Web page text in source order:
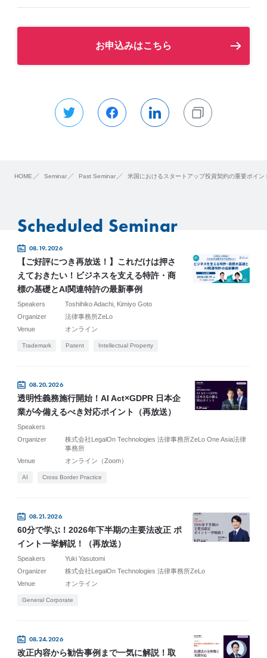
お申込みはこちら
HOME Seminar Past Seminar 米国におけるスタートアップ投資契約の重要ポイ
Scheduled Seminar
08.19.2026
【ご好評につき再放送！】これだけは押さ
えておきたい！ビジネスを支える特許・商
標の基礎とAI関連特許の最新事例
Speakers Toshihiko Adachi
Kimiyo Goto
Organizer
法律事務所ZeLo
Venue
オンライン
Trademark Patent Intellectual Property
08.20.2026
透明性義務施行開始！AI Act×GDPR 日本企
業が今備えるべき対応ポイント（再放送）
Speakers
Organizer
株式会社LegalOn Technologies 法律事務所ZeLo One Asia法律
事務所
Venue
オンライン（Zoom）
AI Cross Border Practice
08.21.2026
60分で学ぶ！2026年下半期の主要法改正 ポ
イント一挙解説！（再放送）
Speakers
Yuki Yasutomi
Organizer
株式会社LegalOn Technologies 法律事務所ZeLo
Venue
オンライン
General Corporate
08.24.2026
改正内容から勧告事例まで一気に解説！取